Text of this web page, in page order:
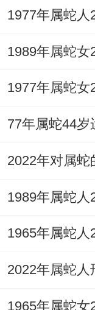
具体还是要以
于自己的幸福
77年属蛇44岁